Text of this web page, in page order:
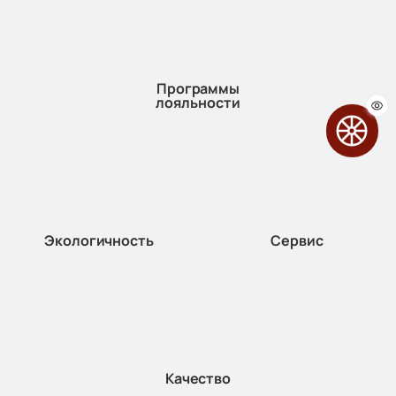
Программы
лояльности
Экологичность Сервис
Качество